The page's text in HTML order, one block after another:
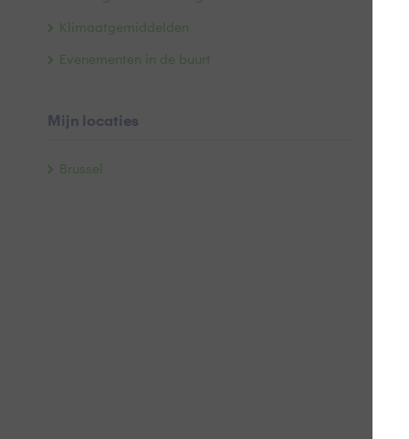
Klimaatgemiddelden
Evenementen in de buurt
Mijn locaties
Brussel